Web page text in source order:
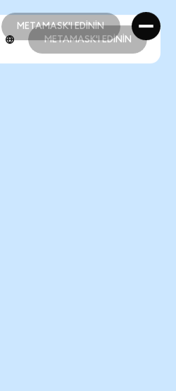
METAMASK'I EDİNİN
METAMASK'I EDİNİN
METAMASK'I EDİNİN